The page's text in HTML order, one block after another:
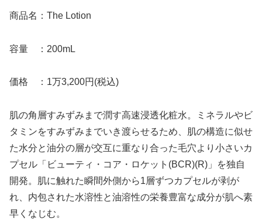
商品名：The Lotion
容量 ：200mL
価格 ：1万3,200円(税込)
肌の角層すみずみまで潤す高速浸透化粧水。ミネラルやビ
タミンをすみずみまでいき渡らせるため、肌の構造に似せ
た水分と油分の層が交互に重なり合った毛穴より小さいカ
プセル「ビューティ・コア・ロケット(BCR)(R)」を独自
開発。肌に触れた瞬間外側から1層ずつカプセルが剥が
れ、内包された水溶性と油溶性の栄養豊富な成分が肌へ素
早くなじむ。